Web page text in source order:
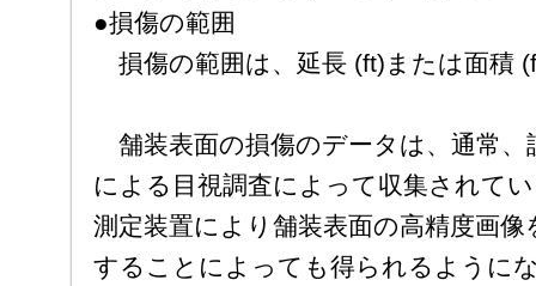
●損傷の範囲
損傷の範囲は、延長 (ft)または面積
舗装表面の損傷のデータは、通常、
による目視調査によって収集されて
測定装置により舗装表面の高精度画
することによっても得られるように